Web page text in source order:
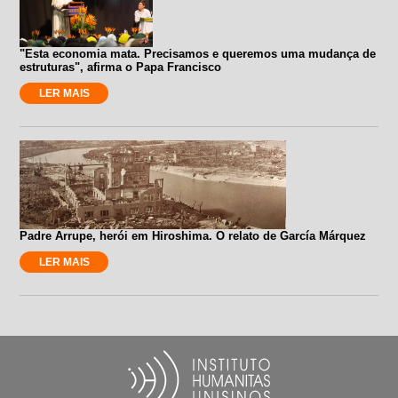
"Esta economia mata. Precisamos e queremos uma mudança de
estruturas", afirma o Papa Francisco
LER MAIS
Padre Arrupe, herói em Hiroshima. O relato de García Márquez
LER MAIS